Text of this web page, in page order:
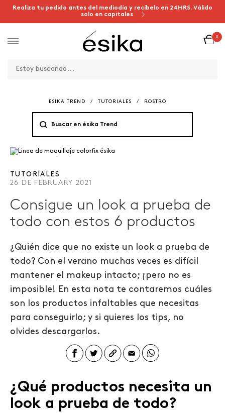
Realiza tu pedido antes del mediodía y recíbelo en 24HRS. Válido
solo en capitales
0
ESIKA TREND / TUTORIALES / ROSTRO
TUTORIALES
26 DE FEBRUARY 2021
Consigue un look a prueba de
todo con estos 6 productos
¿Quién dice que no existe un look a prueba de
todo? Con el verano muchas veces es difícil
mantener el makeup intacto; ¡pero no es
imposible! En esta nota te contaremos cuáles
son los productos infaltables que necesitas
para conseguirlo; y si quieres los tips, no
olvides descargarlos.
¿Qué productos necesita un
look a prueba de todo?